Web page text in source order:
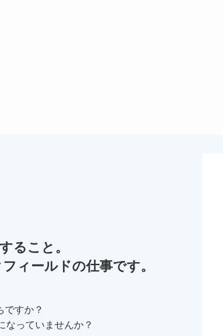
ること。
ィールドの仕事です。
ですか？
なっていませんか？